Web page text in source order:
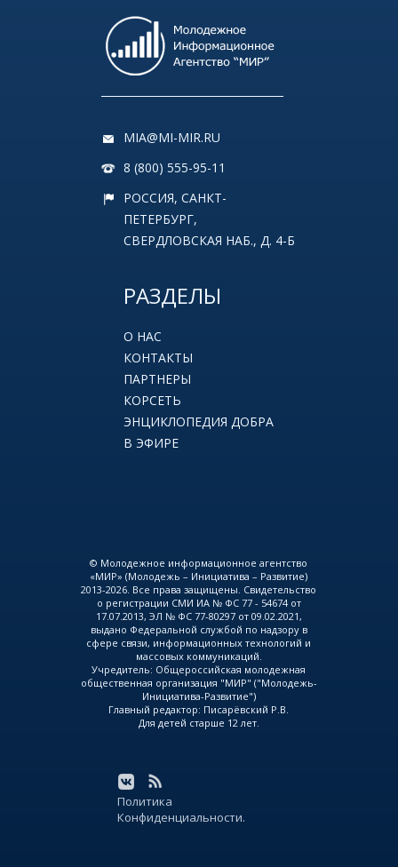
MIA@MI-MIR.RU
8 (800) 555-95-11
РОССИЯ, САНКТ-
ПЕТЕРБУРГ,
СВЕРДЛОВСКАЯ НАБ., Д. 4-Б
РАЗДЕЛЫ
О НАС
КОНТАКТЫ
ПАРТНЕРЫ
КОРСЕТЬ
ЭНЦИКЛОПЕДИЯ ДОБРА
В ЭФИРЕ
© Молодежное информационное агентство
«МИР» (Молодежь – Инициатива – Развитие)
2013-2026. Все права защищены. Свидетельство
о регистрации СМИ ИА № ФС 77 - 54674 от
17.07.2013, ЭЛ № ФС 77-80297 от 09.02.2021,
выдано Федеральной службой по надзору в
сфере связи, информационных технологий и
массовых коммуникаций.
Учредитель: Общероссийская молодежная
общественная организация "МИР" ("Молодежь-
Инициатива-Развитие")
Главный редактор: Писарёвский Р.В.
Для детей старше 12 лет.
Политика
Конфиденциальности.